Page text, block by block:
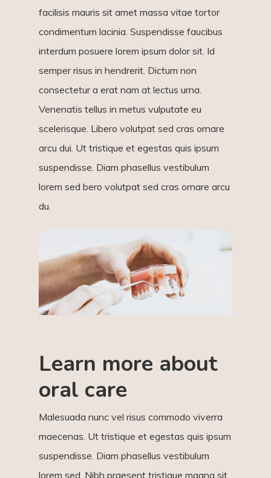
facilisis mauris sit amet massa vitae tortor
condimentum lacinia. Suspendisse faucibus
interdum posuere lorem ipsum dolor sit. Id
semper risus in hendrerit. Dictum non
consectetur a erat nam at lectus urna.
Venenatis tellus in metus vulputate eu
scelerisque. Libero volutpat sed cras ornare
arcu dui. Ut tristique et egestas quis ipsum
suspendisse. Diam phasellus vestibulum
lorem sed bero volutpat sed cras ornare arcu
du.
Learn more about
oral care
Malesuada nunc vel risus commodo viverra
maecenas. Ut tristique et egestas quis ipsum
suspendisse. Diam phasellus vestibulum
lorem sed. Nibh praesent tristique magna sit